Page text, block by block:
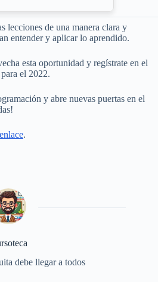
lecciones de una manera clara y
entender y aplicar lo aprendido.
esta oportunidad y regístrate en el
el 2022.
y abre nuevas puertas en el
enlace.
debe llegar a todos